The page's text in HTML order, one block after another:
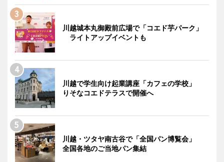
川越城本丸御殿前広場で「コエド芋パーク」
ライトアップイベントも
川越で学生向け起業講座「カフェの学校」
りそなコエドテラスで開催へ
川越・ツタヤ南古谷で「全国パン博覧会」
全国各地のご当地パン集結